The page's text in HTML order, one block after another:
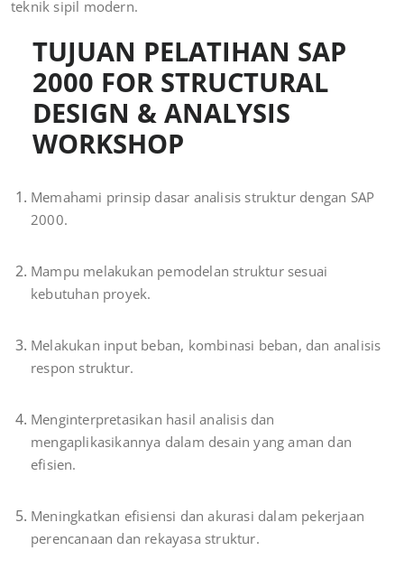
teknik sipil modern.
TUJUAN PELATIHAN SAP
2000 FOR STRUCTURAL
DESIGN & ANALYSIS
WORKSHOP
Memahami prinsip dasar analisis struktur dengan SAP
2000.
Mampu melakukan pemodelan struktur sesuai
kebutuhan proyek.
Melakukan input beban, kombinasi beban, dan analisis
respon struktur.
Menginterpretasikan hasil analisis dan
mengaplikasikannya dalam desain yang aman dan
efisien.
Meningkatkan efisiensi dan akurasi dalam pekerjaan
perencanaan dan rekayasa struktur.